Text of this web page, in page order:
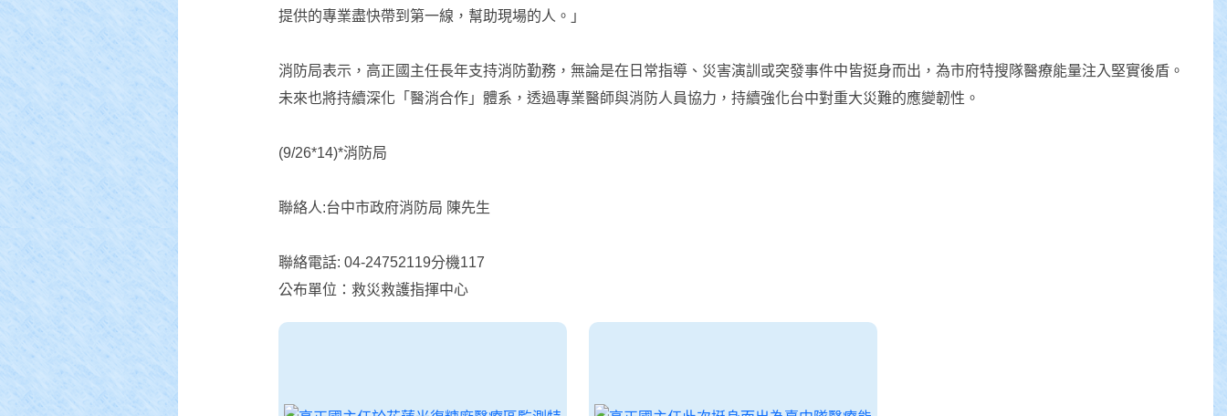
提供的專業盡快帶到第一線，幫助現場的人。」
消防局表示，高正國主任長年支持消防勤務，無論是在日常指導、災害演訓或突發事件中皆挺身而出，為市府特搜隊醫療能量注入堅實後盾。
未來也將持續深化「醫消合作」體系，透過專業醫師與消防人員協力，持續強化台中對重大災難的應變韌性。
(9/26*14)*消防局
聯絡人:台中市政府消防局 陳先生
聯絡電話: 04-24752119分機117
公布單位：救災救護指揮中心